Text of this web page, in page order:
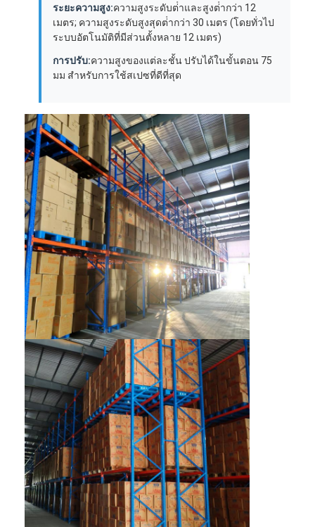
หน้าแรก
สินค้า
วิดีโอ
เกี่ยวกับเรา
ทัวร์โรงงาน
การควบคุมคุณภาพ
ติดต่อเรา
ข่าว
กรณี
ขอใบเสนอราคา
ระยะความสูง:ความสูงระดับต่ําและสูงต่ํากว่า 12
เมตร; ความสูงระดับสูงสุดต่ํากว่า 30 เมตร (โดยทั่วไป
ระบบอัตโนมัติที่มีส่วนตั้งหลาย 12 เมตร)
การปรับ:ความสูงของแต่ละชั้น ปรับได้ในขั้นตอน 75
มม สําหรับการใช้สเปซที่ดีที่สุด